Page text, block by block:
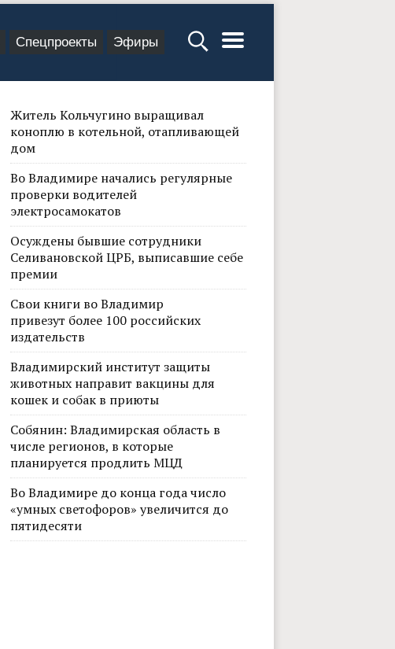
Спецпроекты Эфиры
Фото: скриншоты трансляции матча «Уфа» - «Муром» на канале «LEON — Вторая
Житель Кольчугино выращивал
коноплю в котельной, отапливающей
дом
Во Владимире начались регулярные
проверки водителей
электросамокатов
Осуждены бывшие сотрудники
Селивановской ЦРБ, выписавшие себе
премии
Свои книги во Владимир
привезут более 100 российских
издательств
Владимирский институт защиты
животных направит вакцины для
кошек и собак в приюты
Собянин: Владимирская область в
числе регионов, в которые
планируется продлить МЦД
Во Владимире до конца года число
«умных светофоров» увеличится до
пятидесяти